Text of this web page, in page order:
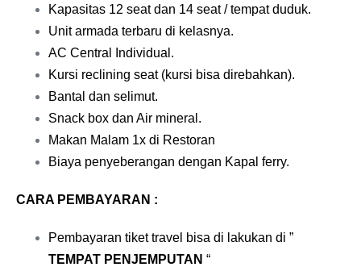
Kapasitas 12 seat dan 14 seat / tempat duduk.
Unit armada terbaru di kelasnya.
AC Central Individual .
Kursi reclining seat (kursi bisa direbahkan).
Bantal dan selimut.
Snack box dan Air mineral.
Makan Malam 1x di Restoran
Biaya penyeberangan dengan Kapal ferry.
CARA PEMBAYARAN :
Pembayaran tiket travel bisa di lakukan di ”
TEMPAT PENJEMPUTAN “